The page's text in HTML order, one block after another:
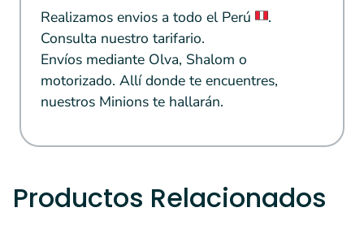
Realizamos envios a todo el Perú
.
Consulta nuestro tarifario.
Envíos mediante Olva, Shalom o
motorizado. Allí donde te encuentres,
nuestros Minions te hallarán.
Productos Relacionados